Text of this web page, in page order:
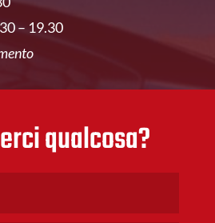
– 19.30
qualcosa?